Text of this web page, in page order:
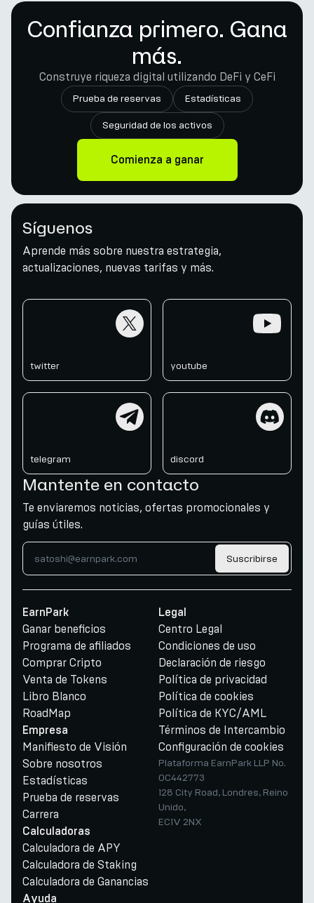
Confianza primero. Gana
más.
Construye riqueza digital utilizando DeFi y CeFi
Prueba de reservas Estadísticas
Seguridad de los activos
Comienza a ganar
Síguenos
Aprende más sobre nuestra estrategia,
actualizaciones, nuevas tarifas y más.
twitter youtube
telegram discord
Mantente en contacto
Te enviaremos noticias, ofertas promocionales y
guías útiles.
Suscribirse
EarnPark
Ganar beneficios
Programa de afiliados
Comprar Cripto
Venta de Tokens
Libro Blanco
RoadMap
Empresa
Manifiesto de Visión
Sobre nosotros
Estadísticas
Prueba de reservas
Carrera
Calculadoras
Calculadora de APY
Calculadora de Staking
Calculadora de Ganancias
Ayuda
Legal
Centro Legal
Condiciones de uso
Declaración de riesgo
Política de privacidad
Política de cookies
Política de KYC/AML
Términos de Intercambio
Configuración de cookies
Plataforma EarnPark LLP No.
OC442773
128 City Road, Londres, Reino
Unido,
EC1V 2NX